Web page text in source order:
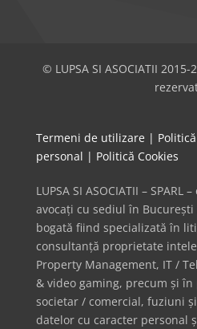
© LUPSA SI ASOCIATII
Termeni de utilizare |
personal | Politică Cookies
LUPSA SI ASOCIATII – SPARL
avocați cu sediul în
bogată fiind specializată în
consultanță proprietate
Property Management, IT /
& video gaming, precum și
societar / comercial, fuziuni
datelor cu caracter personal